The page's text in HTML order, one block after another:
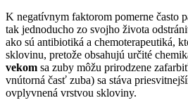
K negatívnym faktorom pomerne často
tak jednoducho zo svojho života
ako sú antibiotiká a chemoterapeutiká,
sklovinu, pretože obsahujú určité
vekom sa zuby môžu prirodzene
vnútorná časť zuba) sa stáva
ovplyvnená vrstvou skloviny.